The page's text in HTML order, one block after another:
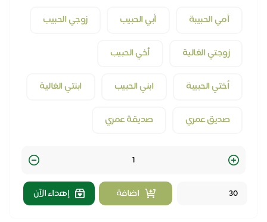
أمي الحبيبة
أبي الحبيب زوجي الحبيب
زوجتي الغالية أخي الحبيب
أختي الحبيبة ابني الحبيب ابنتي الغالية
صديق عمري صديقة عمري
Quantity
اضافة
إهداء الآن